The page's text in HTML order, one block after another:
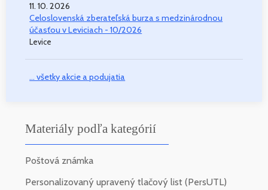
11. 10. 2026
Celoslovenská zberateľská burza s medzinárodnou
účasťou v Leviciach - 10/2026
Levice
... všetky akcie a podujatia
Materiály podľa kategórií
Poštová známka
Personalizovaný upravený tlačový list (PersUTL)